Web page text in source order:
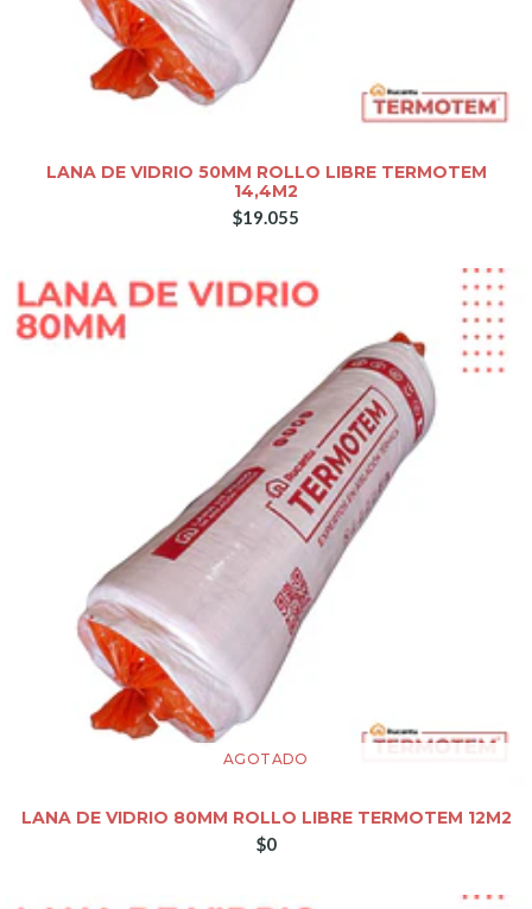
LANA DE VIDRIO 50MM ROLLO LIBRE TERMOTEM
14,4M2
$19.055
AGOTADO
LANA DE VIDRIO 80MM ROLLO LIBRE TERMOTEM 12M2
$0